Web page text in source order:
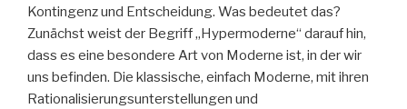
Kontingenz und Entscheidung. Was bedeutet das?
Zunächst weist der Begriff „Hypermoderne“ darauf hin,
dass es eine besondere Art von Moderne ist, in der wir
uns befinden. Die klassische, einfach Moderne, mit ihren
Rationalisierungsunterstellungen und